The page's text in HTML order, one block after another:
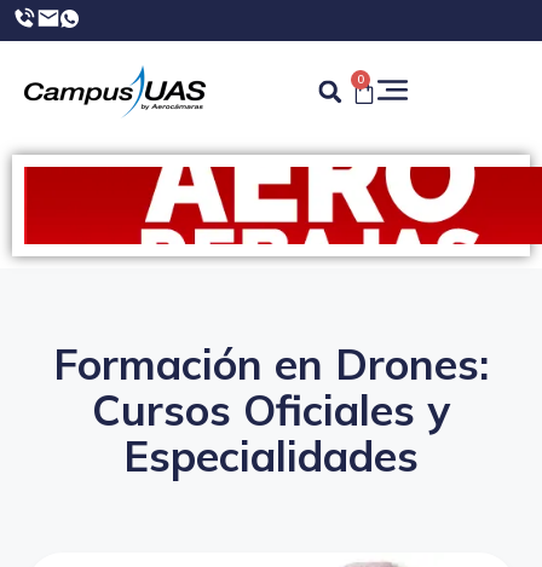
0
Formación en Drones:
Cursos Oficiales y
Especialidades